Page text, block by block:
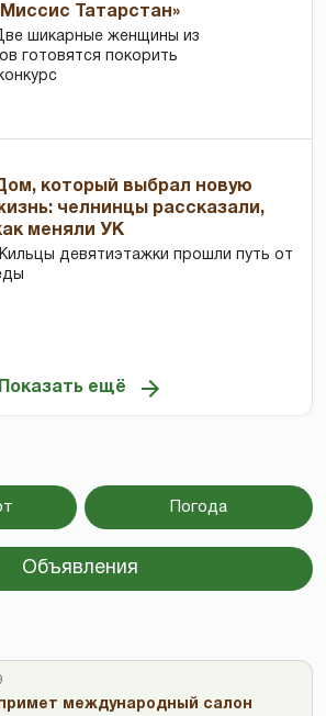
Татарстан»
шикарные женщины из
готовятся покорить
который выбрал новую
челнинцы рассказали,
меняли УК
девятиэтажки прошли путь от
Показать ещё
Погода
Объявления
международный салон